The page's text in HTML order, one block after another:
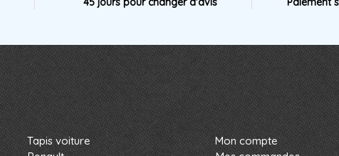
Tapis voiture
Mon compte